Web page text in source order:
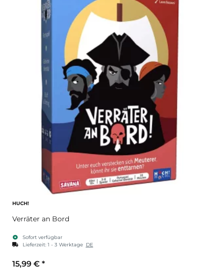
HUCH!
Verräter an Bord
Sofort verfügbar
Lieferzeit: 1 - 3 Werktage DE
15,99 € *